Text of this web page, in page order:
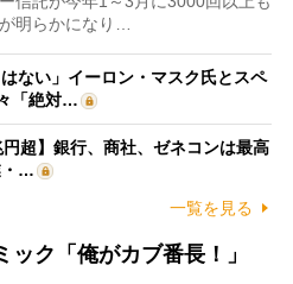
明らかになり…
ない」イーロン・マスク氏とスペ
「絶対…
円超】銀行、商社、ゼネコンは最高
・…
一覧を見る
ク「俺がカブ番長！」